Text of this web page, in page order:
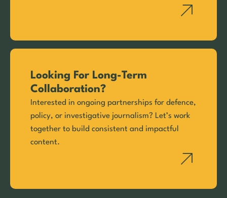
Looking For Long-Term
Collaboration?
Interested in ongoing partnerships for defence,
policy, or investigative journalism? Let’s work
together to build consistent and impactful
content.